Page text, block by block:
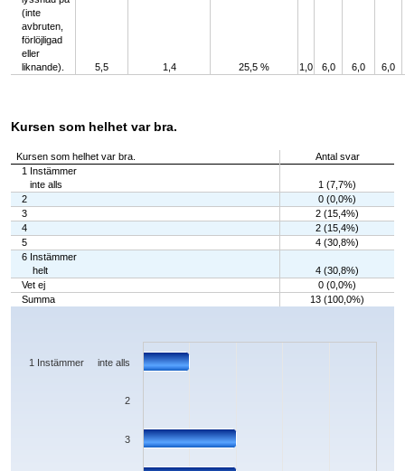
(inte
avbruten,
förlöjligad
eller
liknande).
5,5 1,4 25,5 % 1,0 6,0 6,0 6,0
Kursen som helhet var bra.
Kursen som helhet var bra.
Antal svar
1 Instämmer
inte alls
1 (7,7%)
2
0 (0,0%)
3
2 (15,4%)
4
2 (15,4%)
5
4 (30,8%)
6 Instämmer
helt
4 (30,8%)
Vet ej
0 (0,0%)
Summa
13 (100,0%)
Chart
The chart has 1 X axis displaying categories.
The chart has 1 Y axis displaying values. Data ranges from 0 to 4.
3
2
1 Instämmer inte alls